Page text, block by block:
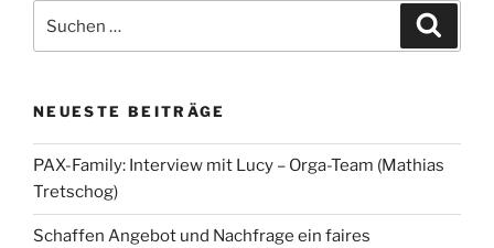
nach:
NEUESTE BEITRÄGE
PAX-Family: Interview mit Lucy – Orga-Team (Mathias
Tretschog)
Schaffen Angebot und Nachfrage ein faires